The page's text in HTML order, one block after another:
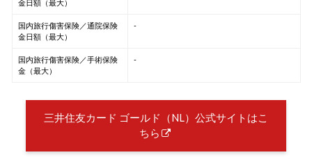
金日額（最大）
国内旅行傷害保険／通院保険
金日額（最大）
-
国内旅行傷害保険／手術保険
金（最大）
-
三井住友カード ゴールド（NL）公式サイトはこ
ちら